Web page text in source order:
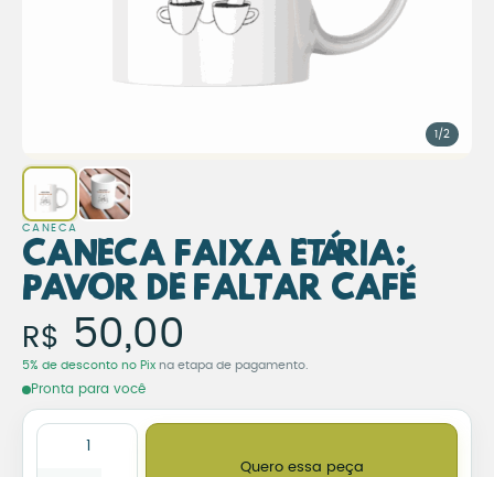
1/2
CANECA
Caneca Faixa Etária:
Pavor de Faltar Café
Caneca Faixa Etária:
R$ 50,00
5% de desconto no Pix na etapa de pagamento.
Pronta para você
Caneca Faixa Etária: Pavor de Faltar Café quantidade
Quero essa peça